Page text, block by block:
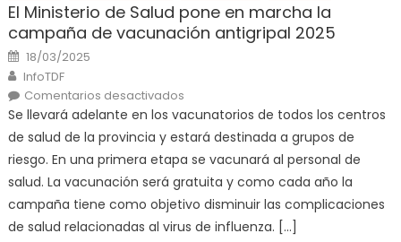
El Ministerio de Salud pone en marcha la
campaña de vacunación antigripal 2025
Posted
on
18/03/2025
Author
InfoTDF
Comentarios desactivadosen
El
Ministerio
Salud
en
marcha
la
campaña
de
vacunación
antigripal
Se llevará adelante en los vacunatorios de todos los centros
de salud de la provincia y estará destinada a grupos de
riesgo. En una primera etapa se vacunará al personal de
salud. La vacunación será gratuita y como cada año la
campaña tiene como objetivo disminuir las complicaciones
de salud relacionadas al virus de influenza. […]